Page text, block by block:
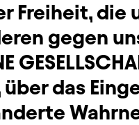
Freiheit, die
gegen
das